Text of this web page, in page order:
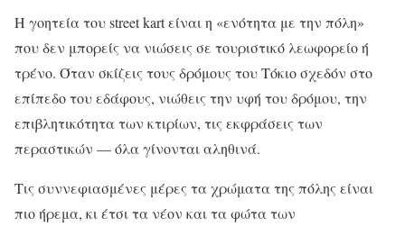
Η γοητεία του street kart είναι η «ενότητα με την πόλη»
που δεν μπορείς να νιώσεις σε τουριστικό λεωφορείο ή
τρένο. Όταν σκίζεις τους δρόμους του Τόκιο σχεδόν στο
επίπεδο του εδάφους, νιώθεις την υφή του δρόμου, την
επιβλητικότητα των κτιρίων, τις εκφράσεις των
περαστικών — όλα γίνονται αληθινά.
Τις συννεφιασμένες μέρες τα χρώματα της πόλης είναι
πιο ήρεμα, κι έτσι τα νέον και τα φώτα των